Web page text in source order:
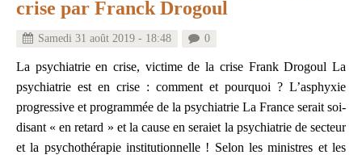
crise par Franck Drogoul
Samedi 31 août 2019 - 18:48 0
La psychiatrie en crise, victime de la crise Frank Drogoul La
psychiatrie est en crise : comment et pourquoi ? L’asphyxie
progressive et programmée de la psychiatrie La France serait soi-
disant « en retard » et la cause en seraiet la psychiatrie de secteur
et la psychothérapie institutionnelle ! Selon les ministres et les